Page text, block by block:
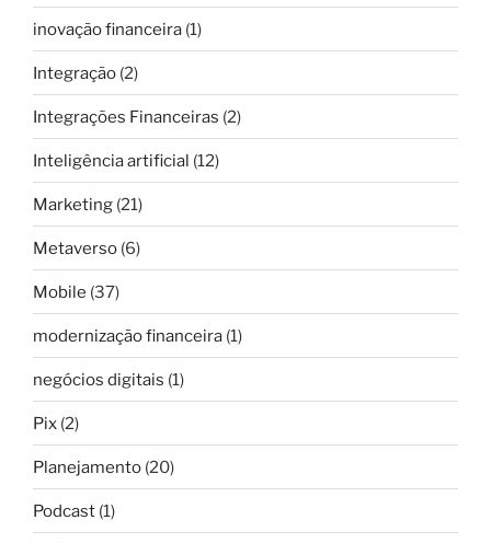
inovação financeira (1)
Integração (2)
Integrações Financeiras (2)
Inteligência artificial (12)
Marketing (21)
Metaverso (6)
Mobile (37)
modernização financeira (1)
negócios digitais (1)
Pix (2)
Planejamento (20)
Podcast (1)